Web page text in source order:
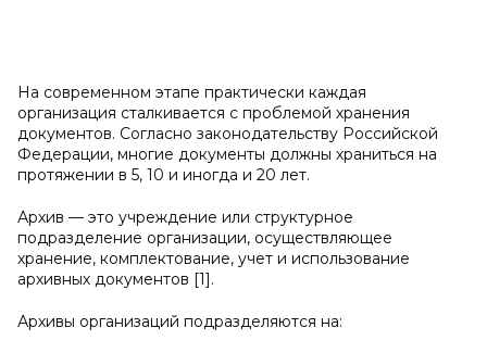
На современном этапе практически каждая
организация сталкивается с проблемой хранения
документов. Согласно законодательству Российской
Федерации, многие документы должны храниться на
протяжении в 5, 10 и иногда и 20 лет.
Архив — это учреждение или структурное
подразделение организации, осуществляющее
хранение, комплектование, учет и использование
архивных документов [1].
Архивы организаций подразделяются на: